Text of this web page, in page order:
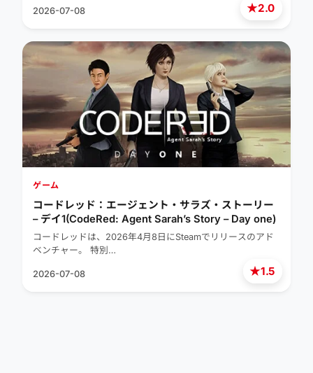
★2.0
2026-07-08
★1.5
ゲーム
コードレッド：エージェント・サラズ・ストーリー
– デイ1(CodeRed: Agent Sarah’s Story – Day one)
コードレッドは、2026年4月8日にSteamでリリースのアド
ベンチャー。 特別…
2026-07-08